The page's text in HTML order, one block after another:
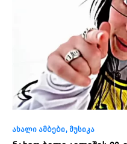
ახალი ამბები მუსიკა